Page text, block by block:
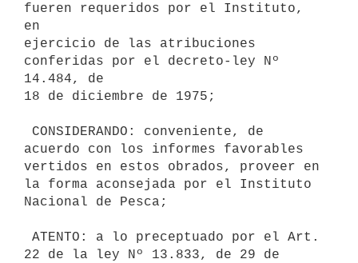
fueren requeridos por el Instituto,
en
ejercicio de las atribuciones
conferidas por el decreto-ley Nº
14.484, de
18 de diciembre de 1975;
acuerdo con los informes favorables
vertidos en estos obrados, proveer en
la forma aconsejada por el Instituto
Nacional de Pesca;
22 de la ley Nº 13.833, de 29 de